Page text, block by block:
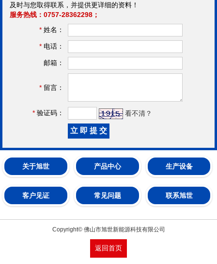
及时与您取得联系，并提供更详细的资料！
服务热线：0757-28362298；
* 姓名：
* 电话：
邮箱：
* 留言：
* 验证码： 看不清？
关于旭世 产品中心 生产设备
客户见证 常见问题 联系旭世
Copyright© 佛山市旭世新能源科技有限公司
返回首页